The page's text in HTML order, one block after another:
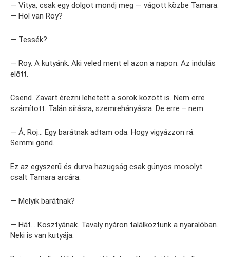
— Vitya, csak egy dolgot mondj meg — vágott közbe Tamara.
— Hol van Roy?
— Tessék?
— Roy. A kutyánk. Aki veled ment el azon a napon. Az indulás
előtt.
Csend. Zavart érezni lehetett a sorok között is. Nem erre
számított. Talán sírásra, szemrehányásra. De erre – nem.
— Á, Roj… Egy barátnak adtam oda. Hogy vigyázzon rá.
Semmi gond.
Ez az egyszerű és durva hazugság csak gúnyos mosolyt
csalt Tamara arcára.
— Melyik barátnak?
— Hát… Kosztyának. Tavaly nyáron találkoztunk a nyaralóban.
Neki is van kutyája.